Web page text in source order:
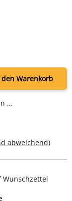
den Warenkorb
...
abweichend)
Wunschzettel